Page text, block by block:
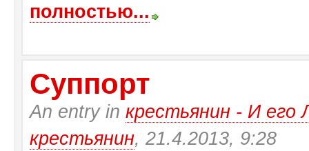
полностью...
Суппорт
An entry in крестьянин - И
крестьянин, 21.4.2013, 9:28